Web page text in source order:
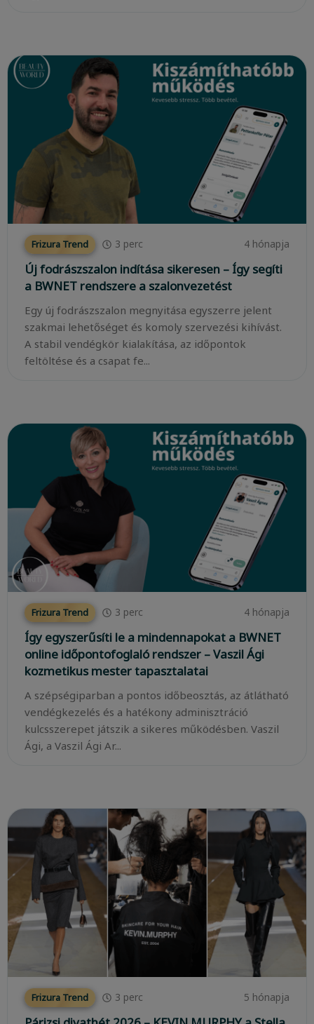
Frizura Trend 3 perc 4 hónapja
Új fodrászszalon indítása sikeresen – Így segíti
a BWNET rendszere a szalonvezetést
Egy új fodrászszalon megnyitása egyszerre jelent
szakmai lehetőséget és komoly szervezési kihívást.
A stabil vendégkör kialakítása, az időpontok
feltöltése és a csapat fe...
Frizura Trend 3 perc 4 hónapja
Így egyszerűsíti le a mindennapokat a BWNET
online időpontofoglaló rendszer – Vaszil Ági
kozmetikus mester tapasztalatai
A szépségiparban a pontos időbeosztás, az átlátható
vendégkezelés és a hatékony adminisztráció
kulcsszerepet játszik a sikeres működésben. Vaszil
Ági, a Vaszil Ági Ar...
Frizura Trend 3 perc 5 hónapja